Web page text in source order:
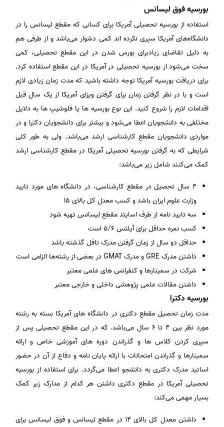
بورسیه فوق لیسانس
استفاده از بورسیه تحصیلی آمریکا برای کسانی که مقطع لیسانس را در
دانشگاه‌های آمریکا سپری نکرده ­اند کمی دشوار می‌باشد و از طرفی هم
به دلیل تقاضای زیادبرای بورس شدن در این مقطع تحصیلی، کمی
سخت می‌شود از بورسیه تحصیلی در آمریکا در این مقطع استفاده کرد.
برای دریافت بورسیه آمریکا توجه داشته باشید که مدت زمان زیادی لازم
است و با در نظر گرفتن زمان برای گرفتن ویزای آمریکا از یک سال قبل
اقدامات لازم را شروع کنید. این نوع بورسیه­ ها یا فلوشیپ­ ها به دلایل
مختلفی به دانشجویان اعطا می‌شود و بیشتر برای دانشجویان دکترا و در
مواردی دانشجویان مقطع کارشناسی ارشد می‌باشد. ولی به طور کلی
شرایطی که به گرفتن بورسیه تحصیلی آمریکا در مقطع کارشناسی ارشد
کمک می‌کنند شامل زیر می‌باشد:
4 سال تحصیل در مقطع کارشناسی، در دانشگاه­ های مورد تایید
وزارت علوم ایران باشد و کسب معدل کل بالای 15
سه تایید نامه از طرف اسایتد مقطع لیسانس تهیه شود
کسب نمره حداقل برای آیلتس 5/6 است
حداقل دو سال از زمان گرفتن مدرک تافل گذشته باشد
داشتن مدرک GRE و مدرک GMAT در بعضی از رشته‌ها الزامی است
شرکت در سمینارها و کنفرانس های علمی معتبر
داشتن مقالات علمی پژوهشی داخلی و خارجی معتبر
بورسیه دکترا
مدت زمان تحصیل مقطع دکتری در دانشگاه ­های آمریکا بسته به رشته
مورد نظر بین 4 تا 6 سال می‌باشد. که در این مقطع تحصیلی پس از
سپری کردن کلاس ­ها و گذراندن دوره ­های آموزشی خاص و ارائه
سمینارها و گذراندن امتحانات با ارائه پایان نامه و دفاع از آن در حضور
اساتید مدرک دکتری به دانشجو اعطا می‌گردد. برای استفاده از بورسیه
تحصیلی آمریکا در مقطع دکتری داشتن هر کدام از مدارک زیر کمک
بسیار مهمی می‌کند:
داشتن معدل کل بالای 14 در مقطع لیسانس و فوق لیسانس برای